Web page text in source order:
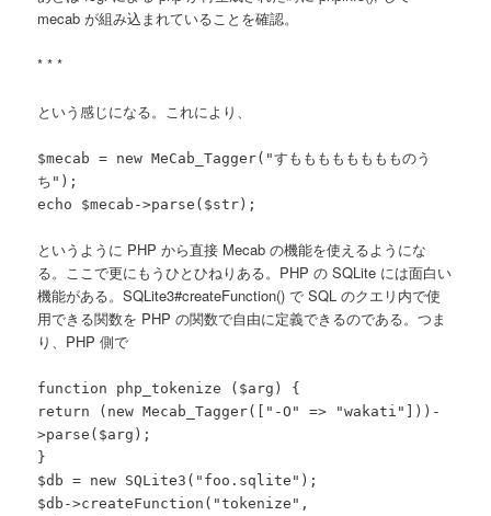
mecab が組み込まれていることを確認。
* * *
という感じになる。これにより、
$mecab = new MeCab_Tagger("すもももももももものう
ち");
echo $mecab->parse($str);
というように PHP から直接 Mecab の機能を使えるようにな
る。ここで更にもうひとひねりある。PHP の SQLite には面白い
機能がある。SQLite3#createFunction() で SQL のクエリ内で使
用できる関数を PHP の関数で自由に定義できるのである。つま
り、PHP 側で
function php_tokenize ($arg) {
return (new Mecab_Tagger(["-O" => "wakati"]))-
>parse($arg);
}
$db = new SQLite3("foo.sqlite");
$db->createFunction("tokenize",